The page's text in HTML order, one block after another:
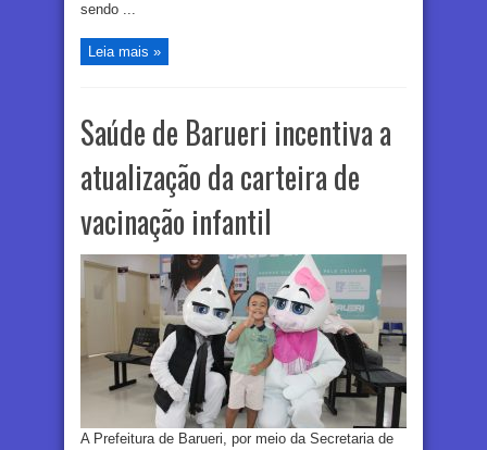
sendo ...
Leia mais »
Saúde de Barueri incentiva a
atualização da carteira de
vacinação infantil
A Prefeitura de Barueri, por meio da Secretaria de